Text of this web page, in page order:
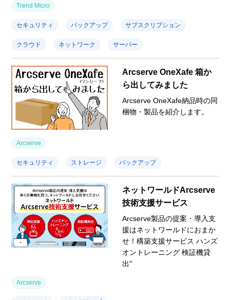
Trend Micro
セキュリティ バックアップ サブスクリプション
クラウド ネットワーク サーバー
Arcserve OneXafe 箱か
ら出してみました
Arcserve OneXafe納品時の同
梱物・製品を紹介します。
Arcserve
セキュリティ ストレージ バックアップ
ネットワールドArcserve
技術支援サービス
Arcserve製品の提案・導入支
援はネットワールドにおまか
せ！構築支援サービス ハンズ
オントレーニング 検証機貸
出"
Arcserve